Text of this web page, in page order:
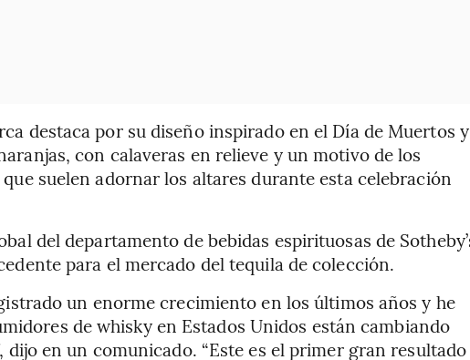
destaca por su diseño inspirado en el Día de Muertos y
con calaveras en relieve y un motivo de los
suelen adornar los altares durante esta celebración
del departamento de bebidas espirituosas de
para el mercado del tequila de colección.
un enorme crecimiento en los últimos años y he
de whisky en Estados Unidos están cambiando
dijo en un comunicado. “Este es el primer gran resultado